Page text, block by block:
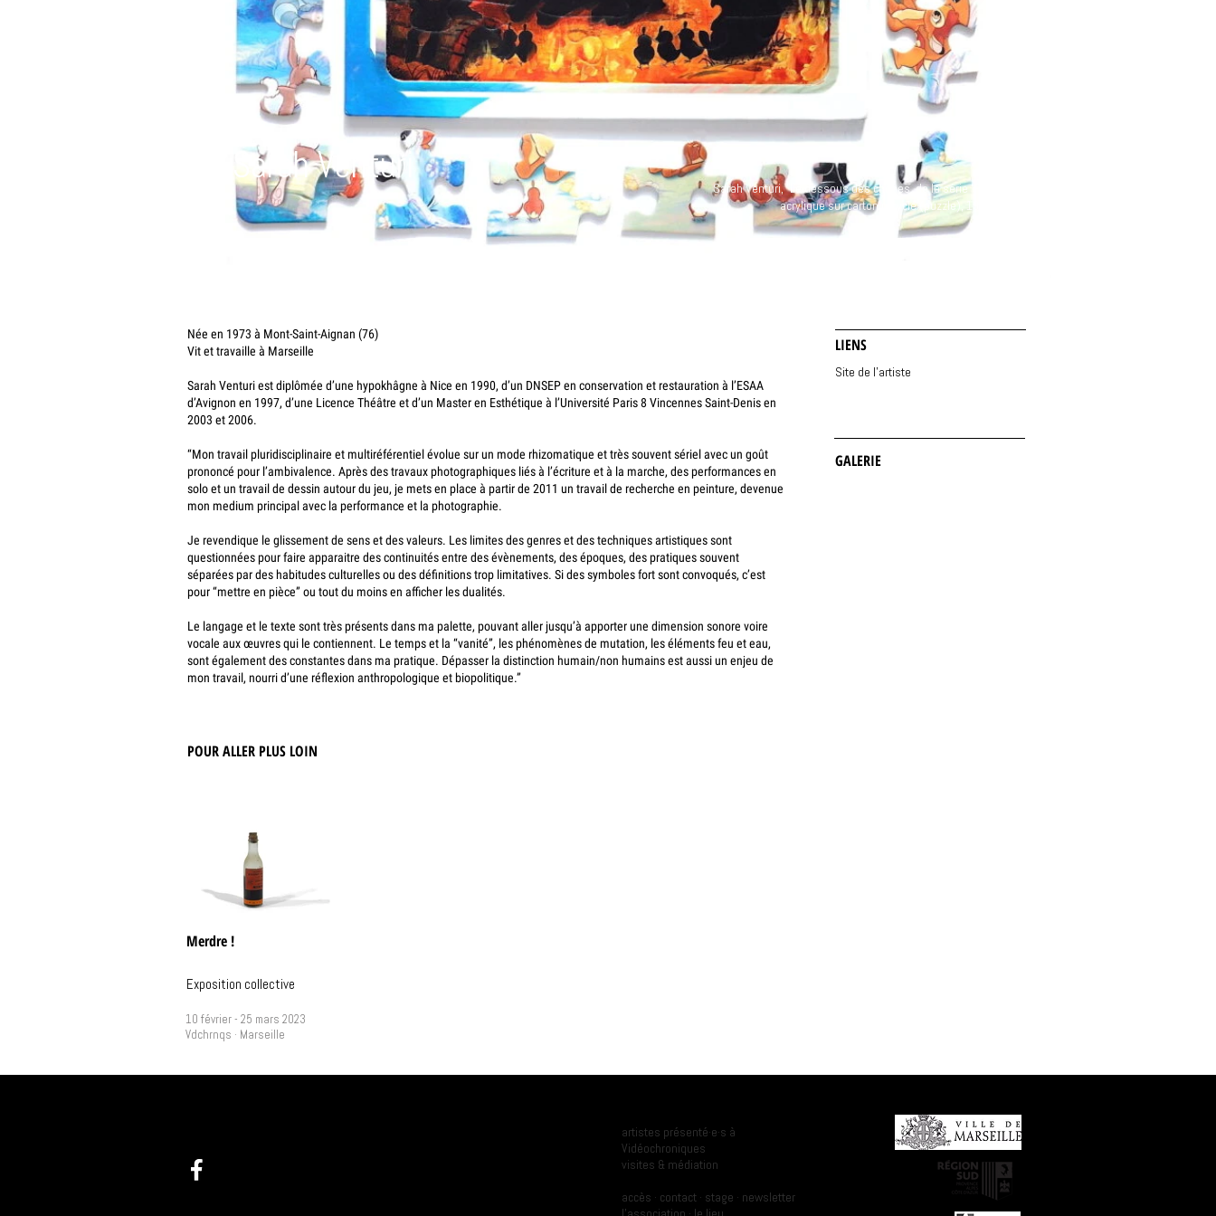
Sarah Venturi
Sarah Venturi, "Le dessous des choses, de la série “Feu”", 2022
acrylique sur carton recyclé (puzzle), 19 × 29,5 cm
Née en 1973 à Mont-Saint-Aignan (76)
Vit et travaille à Marseille
Sarah Venturi est diplômée d’une hypokhâgne à Nice en 1990, d’un DNSEP en conservation et restauration à l’ESAA
d’Avignon en 1997, d’une Licence Théâtre et d’un Master en Esthétique à l’Université Paris 8 Vincennes Saint-Denis en
2003 et 2006.
“Mon travail pluridisciplinaire et multiréférentiel évolue sur un mode rhizomatique et très souvent sériel avec un goût
prononcé pour l’ambivalence. Après des travaux photographiques liés à l’écriture et à la marche, des performances en
solo et un travail de dessin autour du jeu, je mets en place à partir de 2011 un travail de recherche en peinture, devenue
mon medium principal avec la performance et la photographie.
Je revendique le glissement de sens et des valeurs. Les limites des genres et des techniques artistiques sont
questionnées pour faire apparaitre des continuités entre des évènements, des époques, des pratiques souvent
séparées par des habitudes culturelles ou des définitions trop limitatives. Si des symboles fort sont convoqués, c’est
pour “mettre en pièce” ou tout du moins en afficher les dualités.
Le langage et le texte sont très présents dans ma palette, pouvant aller jusqu’à apporter une dimension sonore voire
vocale aux œuvres qui le contiennent. Le temps et la “vanité”, les phénomènes de mutation, les éléments feu et eau,
sont également des constantes dans ma pratique. Dépasser la distinction humain/non humains est aussi un enjeu de
mon travail, nourri d’une réflexion anthropologique et biopolitique.”
LIENS
Site de l'artiste
GALERIE
POUR ALLER PLUS LOIN
Merdre !
Exposition collective
10 février - 25 mars 2023
Vdchrnqs · Marseille
artistes présenté·e·s à
Vidéochroniques
visites & médiation
accès · contact · stage · newsletter